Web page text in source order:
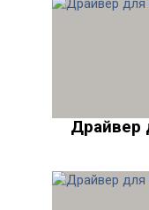
Драйвер